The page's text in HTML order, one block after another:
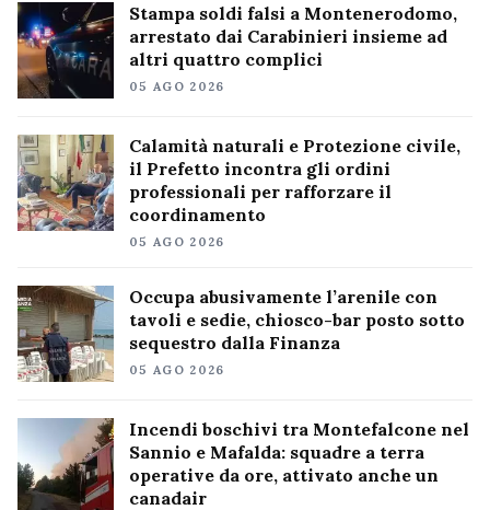
Stampa soldi falsi a Montenerodomo,
arrestato dai Carabinieri insieme ad
altri quattro complici
05 AGO 2026
Calamità naturali e Protezione civile,
il Prefetto incontra gli ordini
professionali per rafforzare il
coordinamento
05 AGO 2026
Occupa abusivamente l’arenile con
tavoli e sedie, chiosco-bar posto sotto
sequestro dalla Finanza
05 AGO 2026
Incendi boschivi tra Montefalcone nel
Sannio e Mafalda: squadre a terra
operative da ore, attivato anche un
canadair